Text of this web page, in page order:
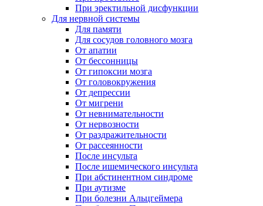
При эректильной дисфункции
Для нервной системы
Для памяти
Для сосудов головного мозга
От апатии
От бессонницы
От гипоксии мозга
От головокружения
От депрессии
От мигрени
От невнимательности
От нервозности
От раздражительности
От рассеянности
После инсульта
После ишемического инсульта
При абстинентном синдроме
При аутизме
При болезни Альцгеймера